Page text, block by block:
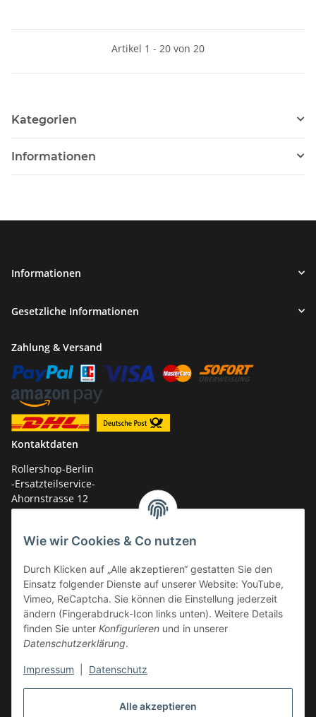
Alle akzeptieren
Wie wir Cookies & Co nutzen
Durch Klicken auf „Alle akzeptieren“ gestatten Sie den
Einsatz folgender Dienste auf unserer Website: YouTube,
Vimeo, ReCaptcha. Sie können die Einstellung jederzeit
ändern (Fingerabdruck-Icon links unten). Weitere Details
finden Sie unter Konfigurieren und in unserer
Datenschutzerklärung.
Impressum Datenschutz
Artikel 1 - 20 von 20
Kategorien
Informationen
Informationen
Gesetzliche Informationen
Zahlung & Versand
Kontaktdaten
Rollershop-Berlin
-Ersatzteilservice-
Ahornstrasse 12
14959 Trebbin
Tel.: +49 (0)33731-289 975 (10-17 Uhr)